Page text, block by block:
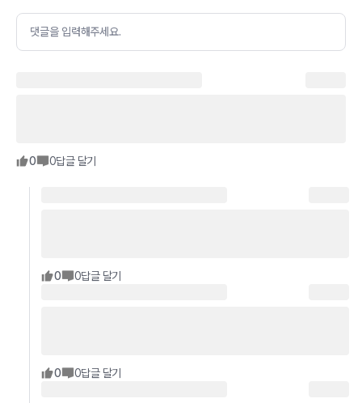
댓글을 입력해주세요.
0 0답글 달기
0 0답글 달기
0 0답글 달기